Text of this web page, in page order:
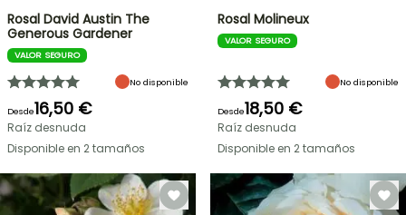
Rosal David Austin The
Generous Gardener
VALOR SEGURO
No disponible
Desde16,50 €
Raíz desnuda
Disponible en 2 tamaños
Rosal Molineux
VALOR SEGURO
No disponible
Desde18,50 €
Raíz desnuda
Disponible en 2 tamaños